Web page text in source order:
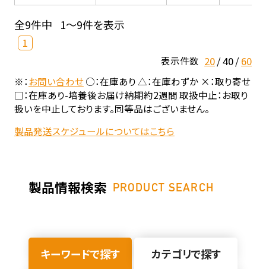
全9件中 1～9件を表示
1
表示件数 20 40 60
※：お問い合わせ○：在庫あり △：在庫わずか ×：取り寄せ
□：在庫あり-培養後お届け納期約2週間 取扱中止：お取り
扱いを中止しております。同等品はございません。
製品発送スケジュールについてはこちら
製品情報検索 PRODUCT SEARCH
キーワードで探す カテゴリで探す